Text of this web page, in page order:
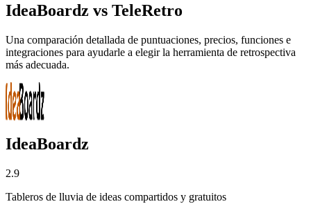
IdeaBoardz vs TeleRetro
Una comparación detallada de puntuaciones, precios, funciones e
integraciones para ayudarle a elegir la herramienta de retrospectiva
más adecuada.
IdeaBoardz
2.9
Tableros de lluvia de ideas compartidos y gratuitos